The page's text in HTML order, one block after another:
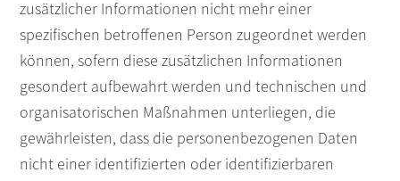
zusätzlicher Informationen nicht mehr einer
spezifischen betroffenen Person zugeordnet werden
können, sofern diese zusätzlichen Informationen
gesondert aufbewahrt werden und technischen und
organisatorischen Maßnahmen unterliegen, die
gewährleisten, dass die personenbezogenen Daten
nicht einer identifizierten oder identifizierbaren